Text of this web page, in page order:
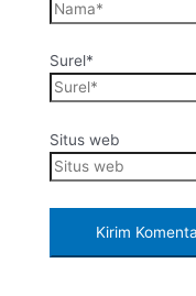
Surel*
Situs web